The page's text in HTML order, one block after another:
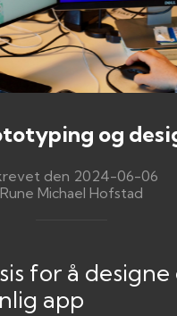
og
den 2024-06-06
Rune Michael Hofstad
for å designe
app